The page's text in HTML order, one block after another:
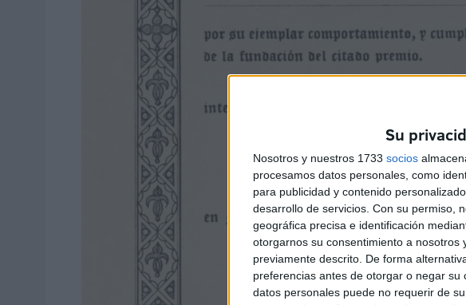
Su
Nosotros y nuestros 1733 socios
procesamos datos personales, como
para publicidad y contenido
desarrollo de servicios. Con su permiso,
geográfica precisa e identificación
otorgarnos su consentimiento a
previamente descrito. De forma
preferencias antes de otorgar o negar su
datos personales puede no requerir de